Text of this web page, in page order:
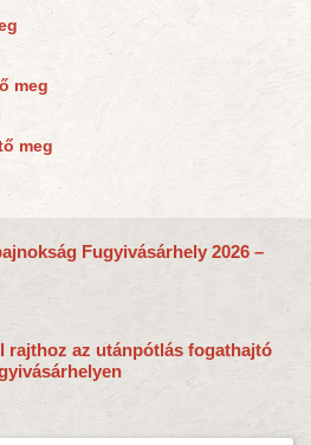
meg
meg
Fugyivásárhely 2026 –
rajthoz az utánpótlás fogathajtó